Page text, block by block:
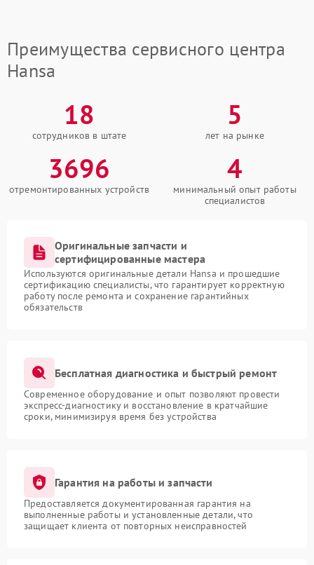
Преимущества сервисного центра
Hansa
18
сотрудников в штате
5
лет на рынке
3696
отремонтированных устройств
4
минимальный опыт работы
специалистов
Оригинальные запчасти и
сертифицированные мастера
Используются оригинальные детали Hansa и прошедшие
сертификацию специалисты, что гарантирует корректную
работу после ремонта и сохранение гарантийных
обязательств
Бесплатная диагностика и быстрый ремонт
Современное оборудование и опыт позволяют провести
экспресс-диагностику и восстановление в кратчайшие
сроки, минимизируя время без устройства
Гарантия на работы и запчасти
Предоставляется документированная гарантия на
выполненные работы и установленные детали, что
защищает клиента от повторных неисправностей